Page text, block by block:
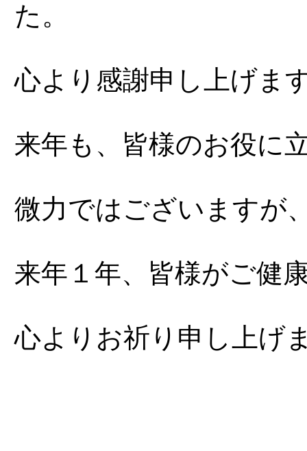
た。
心より感謝申し上げま
来年も、皆様のお役に
微力ではございますが
来年１年、皆様がご健
心よりお祈り申し上げ